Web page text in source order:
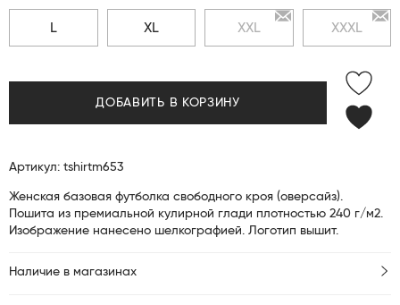
L XL XXL XXXL
ДОБАВИТЬ В КОРЗИНУ
Артикул: tshirtm653
Женская базовая футболка свободного кроя (оверсайз).
Пошита из премиальной кулирной глади плотностью 240 г/м2.
Изображение нанесено шелкографией. Логотип вышит.
Наличие в магазинах